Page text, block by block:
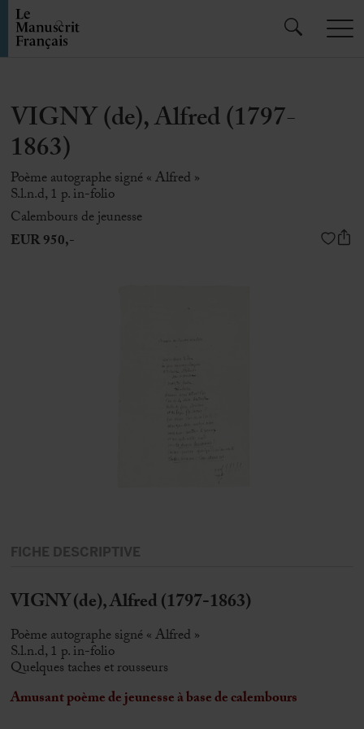
VIGNY (de), Alfred (1797-
1863)
Poème autographe signé « Alfred »
S.l.n.d, 1 p. in-folio
Calembours de jeunesse
EUR 950,-
FICHE DESCRIPTIVE
VIGNY (de), Alfred (1797-1863)
Poème autographe signé « Alfred »
S.l.n.d, 1 p. in-folio
Quelques taches et rousseurs
Amusant poème de jeunesse à base de calembours